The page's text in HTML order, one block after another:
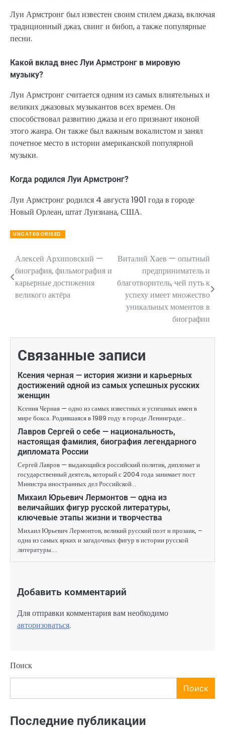
Луи Армстронг был известен своим стилем джаза, включая
традиционный джаз, свинг и бибоп, а также популярные
песни.
Какой вклад внес Луи Армстронг в мировую
музыку?
Луи Армстронг считается одним из самых влиятельных и
великих джазовых музыкантов всех времен. Он
способствовал развитию джаза и его признают иконой
этого жанра. Он также был важным вокалистом и занял
почетное место в истории американской популярной
музыки.
Когда родился Луи Армстронг?
Луи Армстронг родился 4 августа 1901 года в городе
Новый Орлеан, штат Луизиана, США.
UNCATEGORISED
Навигация
по
записям
Алексей Архиповский —
биография, фильмография и
карьерные достижения
великого актёра
Виталий Хаев — опытный
предприниматель и
благотворитель, чей путь к
успеху имеет множество
уникальных моментов в
биографии
Связанные записи
Ксения черная — история жизни и карьерных
достижений одной из самых успешных русских
женщин
Ксения Черная — одно из самых известных и успешных имен в
мире бокса. Родившаяся в 1989 году в городе Ленинграде…
Лавров Сергей о себе — национальность,
настоящая фамилия, биография легендарного
дипломата России
Сергей Лавров — выдающийся российский политик, дипломат и
государственный деятель, который с 2004 года занимает пост
Министра иностранных дел Российской…
Михаил Юрьевич Лермонтов — одна из
величайших фигур русской литературы,
ключевые этапы жизни и творчества
Михаил Юрьевич Лермонтов, великий русский поэт и прозаик, –
одна из самых ярких и загадочных фигур в истории русской
литературы.…
Добавить комментарий
Для отправки комментария вам необходимо
авторизоваться.
Поиск
Поиск
Последние публикации